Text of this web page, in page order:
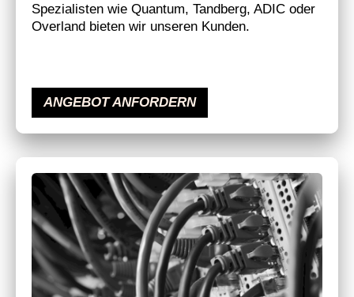
Spezialisten wie Quantum, Tandberg, ADIC oder
Overland bieten wir unseren Kunden.
ANGEBOT ANFORDERN